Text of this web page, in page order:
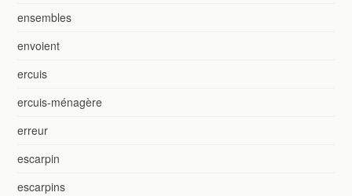
ensembles
envoient
ercuis
ercuis-ménagère
erreur
escarpin
escarpins